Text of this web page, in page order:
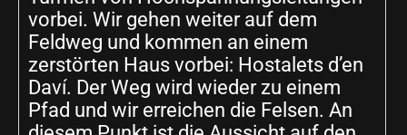
vorbei. Wir gehen weiter auf dem
Feldweg und kommen an einem
zerstörten Haus vorbei: Hostalets d’en
Daví. Der Weg wird wieder zu einem
Pfad und wir erreichen die Felsen. An